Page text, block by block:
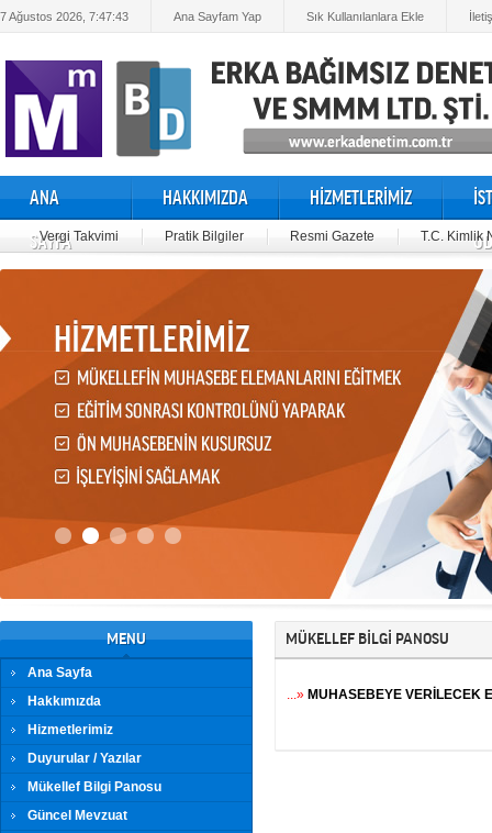
7 Ağustos 2026, 7:47:43 Ana Sayfam Yap Sık Kullanılanlara Ekle
ANA
SAYFA
HAKKIMIZDA HİZMETLERİMİZ
Vergi Takvimi Pratik Bilgiler Resmi Gazete T.C. Kimlik
MENU
Ana Sayfa
Hakkımızda
Hizmetlerimiz
Duyurular / Yazılar
Mükellef Bilgi Panosu
Güncel Mevzuat
MÜKELLEF BİLGİ PANOSU
...» MUHASEBEYE VERİLECEK